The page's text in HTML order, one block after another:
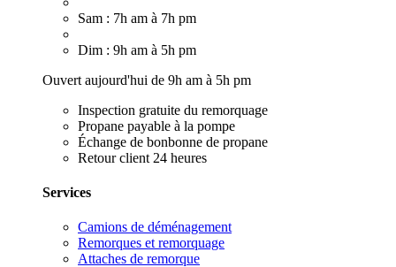
Sam : 7h am à 7h pm
Dim : 9h am à 5h pm
Ouvert aujourd'hui de 9h am à 5h pm
Inspection gratuite du remorquage
Propane payable à la pompe
Échange de bonbonne de propane
Retour client 24 heures
Services
Camions de déménagement
Remorques et remorquage
Attaches de remorque